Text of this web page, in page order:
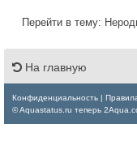
Перейти в тему:
На главную
Конфиденциальность |
© Aquastatus.ru теперь